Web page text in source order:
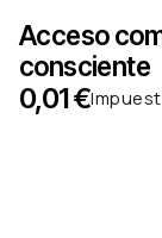
Acceso
consciente
0,01€